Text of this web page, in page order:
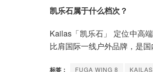
凯乐石属于什么档次？
Kailas「凯乐石」 定位中高
比肩国际一线户外品牌，是
标签： FUGA WING 8 KAILAS